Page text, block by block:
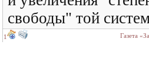
свободы" той
1 Газета